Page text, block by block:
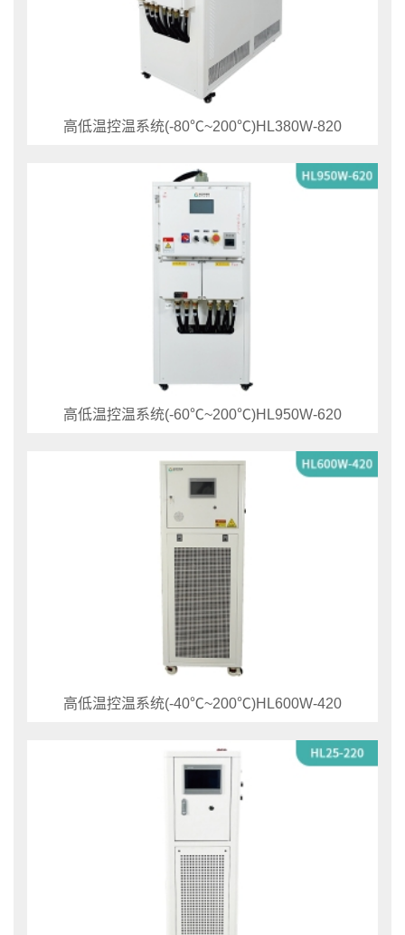
高低温控温系统(-80℃~200℃)HL380W-820
高低温控温系统(-60℃~200℃)HL950W-620
高低温控温系统(-40℃~200℃)HL600W-420